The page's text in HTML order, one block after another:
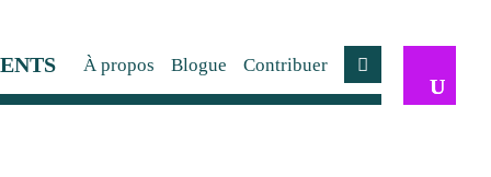
À propos Blogue Contribuer Compte